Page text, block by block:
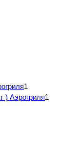
1
) Аэрогриля1